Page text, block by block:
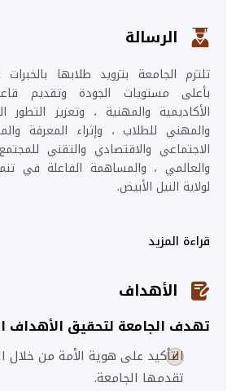
الرسالة
تلتزم الجامعة بتزويد طلابها بالخبرات
بأعلى مستويات الجودة وتقديم
الأكاديمية والمهنية ، وتعزيز
والمهني للطلاب ، وإثراء المعرفة
الاجتماعي والاقتصادي والتقني
والعالمي ، والمساهمة الفاعلة في
لولاية النيل الأبيض.
قراءة المزيد
الأهداف
تهدف الجامعة لتحقيق الأهداف
التأكيد على هوية الأمة من خلال
تقدمها الجامعة.